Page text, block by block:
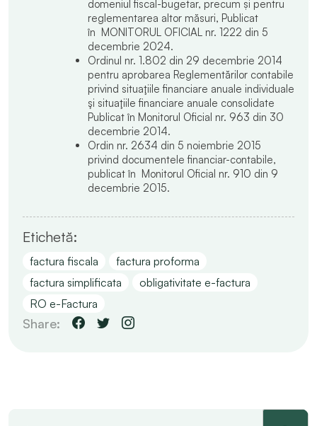
domeniul fiscal-bugetar, precum și pentru
reglementarea altor măsuri, Publicat
în MONITORUL OFICIAL nr. 1222 din 5
decembrie 2024.
Ordinul nr. 1.802 din 29 decembrie 2014
pentru aprobarea Reglementărilor contabile
privind situaţiile financiare anuale individuale
şi situaţiile financiare anuale consolidate
Publicat în Monitorul Oficial nr. 963 din 30
decembrie 2014.
Ordin nr. 2634 din 5 noiembrie 2015
privind documentele financiar-contabile,
publicat în Monitorul Oficial nr. 910 din 9
decembrie 2015.
Etichetă:
factura fiscala
factura proforma
factura simplificata
obligativitate e-factura
RO e-Factura
Share: